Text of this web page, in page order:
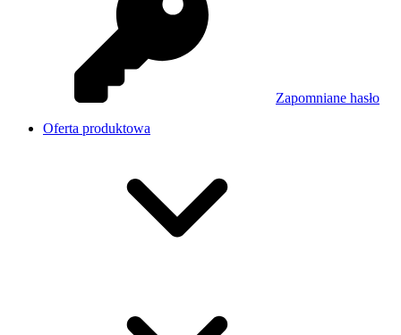
Zapomniane hasło
Oferta produktowa